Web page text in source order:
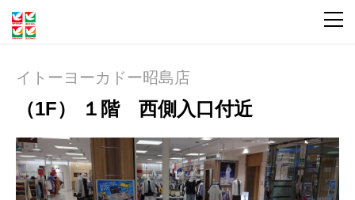
イトーヨーカドー昭島店
（1F） １階 西側入口付近